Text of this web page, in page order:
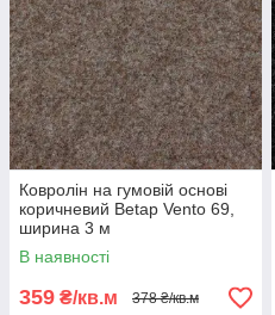
Ковролін на гумовій основі
коричневий Betap Vento 69,
ширина 3 м
В наявності
359 ₴/кв.м 378 ₴/кв.м